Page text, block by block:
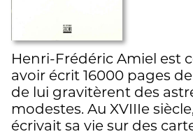
Henri-Frédéric Amiel est
avoir écrit 16000 pages
de lui gravitèrent des
modestes. Au XVIIIe
écrivait sa vie sur des